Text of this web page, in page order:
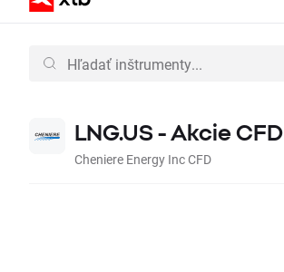
LNG.US - Akcie CFD
Cheniere Energy Inc CFD